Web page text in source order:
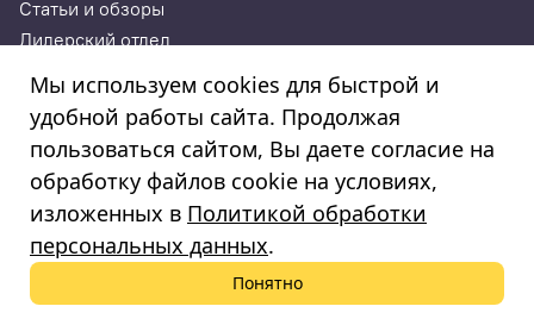
Статьи и обзоры
Дилерский отдел
© 2003—2025
«Автосервисторг»
ИП Годунова Лариса Леонидовна
ИНН 532108772827, ОГРНИП 308532130300022, ОКПО
308532130300022
Политика обработки персональных данных
Мы используем cookies для быстрой и
удобной работы сайта. Продолжая
пользоваться сайтом, Вы даете согласие на
обработку файлов cookie на условиях,
изложенных в Политикой обработки
персональных данных.
Понятно